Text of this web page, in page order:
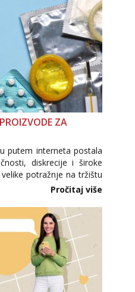
#142
min
ZA
putem interneta postala
diskrecije i široke
potražnje na tržištu
proizvodi, nepouzdane
podrijetla. ...
Pročitaj više